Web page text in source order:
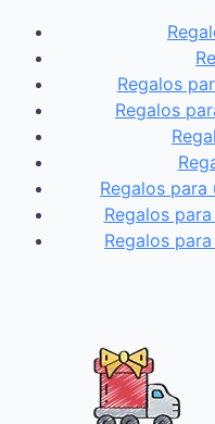
Regalos
Regalos
Regalos
Regalos
Regalos